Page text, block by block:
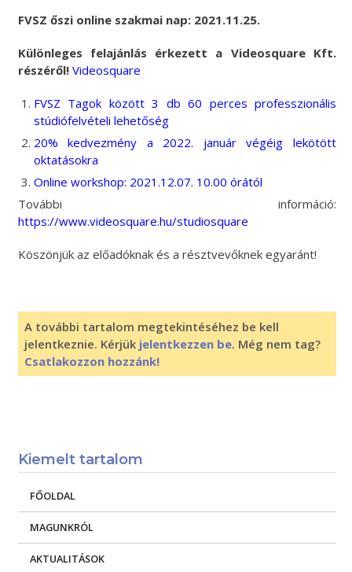
FVSZ őszi online szakmai nap: 2021.11.25.
Különleges felajánlás érkezett a Videosquare Kft.
részéről! Videosquare
FVSZ Tagok között 3 db 60 perces professzionális
stúdiófelvételi lehetőség
20% kedvezmény a 2022. január végéig lekötött
oktatásokra
Online workshop: 2021.12.07. 10.00 órától
További információ:
https://www.videosquare.hu/studiosquare
Köszönjük az előadóknak és a résztvevőknek egyaránt!
A további tartalom megtekintéséhez be kell
jelentkeznie. Kérjük jelentkezzen be. Még nem tag?
Csatlakozzon hozzánk!
Kiemelt tartalom
FŐOLDAL
MAGUNKRÓL
AKTUALITÁSOK